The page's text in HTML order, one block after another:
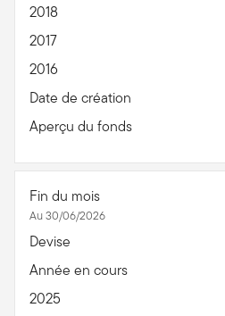
2018
2017
2016
Date de création
Aperçu du fonds
Fin du mois
Au 30/06/2026
Devise
Année en cours
2025